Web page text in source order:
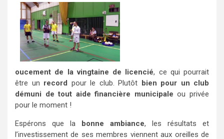
oucement de la vingtaine de licencié, ce qui pourrait
être un record pour le club. Plutôt bien pour un club
démuni de tout aide financière municipale ou privée
pour le moment !
Espérons que la bonne ambiance, les résultats et
l’investissement de ses membres viennent aux oreilles de